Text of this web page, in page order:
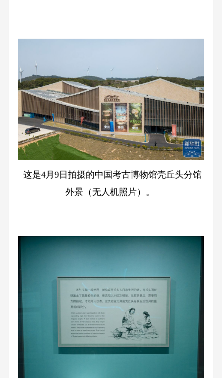
这是4月9日拍摄的中国考古博物馆壳丘头分馆
外景（无人机照片）。